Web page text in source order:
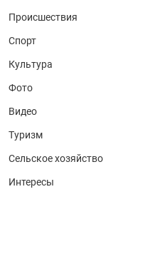
Происшествия
Спорт
Культура
Фото
Видео
Туризм
Сельское хозяйство
Интересы